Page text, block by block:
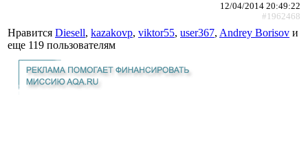
12/04/2014 20:49:22
#1962468
Нравится Diesell, kazakovp, viktor55, user367, Andrey Borisov и
еще 119 пользователям